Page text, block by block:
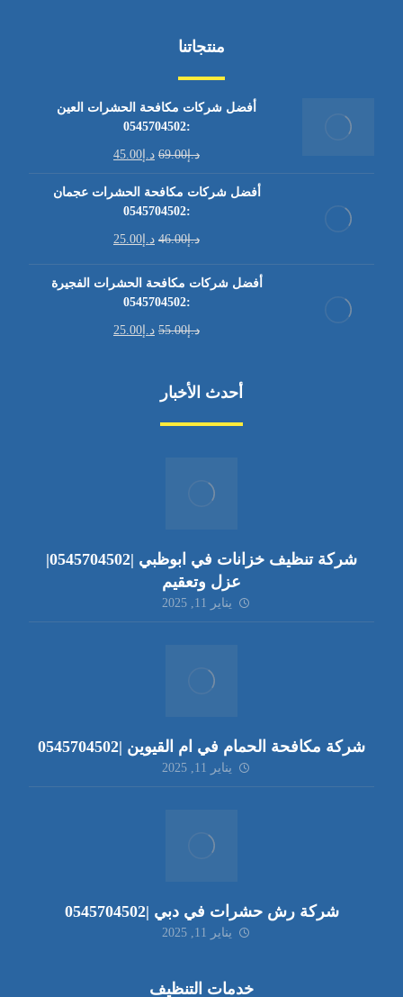
منتجاتنا
أفضل شركات مكافحة الحشرات العين
:0545704502
د.إ69.00 د.إ 45.00
أفضل شركات مكافحة الحشرات عجمان
:0545704502
د.إ46.00 د.إ 25.00
أفضل شركات مكافحة الحشرات الفجيرة
:0545704502
د.إ55.00 د.إ 25.00
أحدث الأخبار
شركة تنظيف خزانات في ابوظبي |0545704502|
عزل وتعقيم
يناير 11, 2025
شركة مكافحة الحمام في ام القيوين |0545704502
يناير 11, 2025
شركة رش حشرات في دبي |0545704502
يناير 11, 2025
خدمات التنظيف